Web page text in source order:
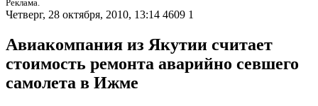
Реклама.
Четверг, 28 октября, 2010, 13:14 4609 1
Авиакомпания из Якутии считает
стоимость ремонта аварийно севшего
самолета в Ижме